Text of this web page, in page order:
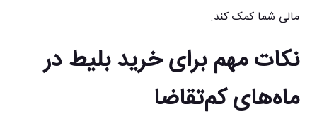
مالی شما کمک کند.
نکات مهم برای خرید بلیط در
ماه‌های کم‌تقاضا